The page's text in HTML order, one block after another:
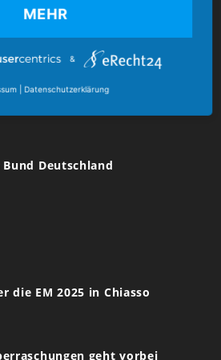
Bund Deutschland
die EM 2025 in Chiasso
geht vorbei
MEHR
&
Datenschutzerklärung